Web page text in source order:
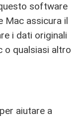
software
Mac assicura il
i dati originali
o qualsiasi altro
aiutare a